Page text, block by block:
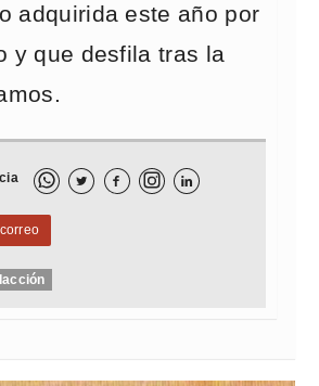
adquirida este año por
y que desfila tras la
  